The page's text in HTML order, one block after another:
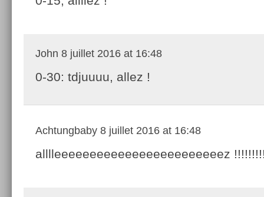
John 8 juillet 2016 at 16:48
0-30: tdjuuuu, allez !
Achtungbaby 8 juillet 2016 at 16:48
alllleeeeeeeeeeeeeeeeeeeeeeeez